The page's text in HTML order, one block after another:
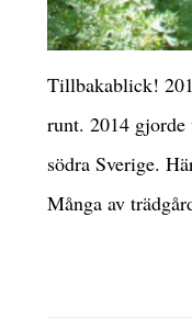
Tillbakablick!
runt. 2014 gjorde
södra Sverige.
Många av